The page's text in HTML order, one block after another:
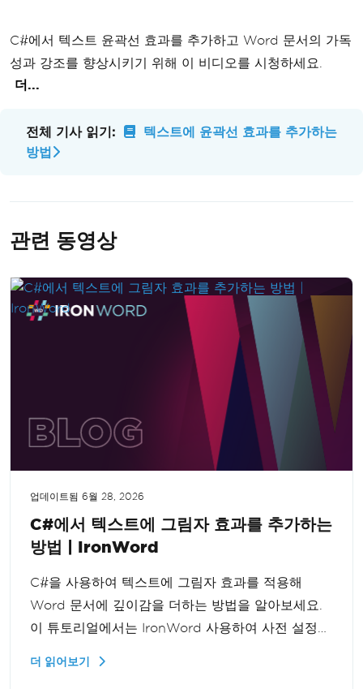
C#에서 텍스트 윤곽선 효과를 추가하고 Word 문서의 가독
성과 강조를 향상시키기 위해 이 비디오를 시청하세요.
더...
전체 기사 읽기:
텍스트에 윤곽선 효과를 추가하는
방법
관련 동영상
업데이트됨 6월 28, 2026
C#에서 텍스트에 그림자 효과를 추가하는
방법 | IronWord
C#을 사용하여 텍스트에 그림자 효과를 적용해
Word 문서에 깊이감을 더하는 방법을 알아보세요.
이 튜토리얼에서는 IronWord 사용하여 사전 설정
더 읽어보기